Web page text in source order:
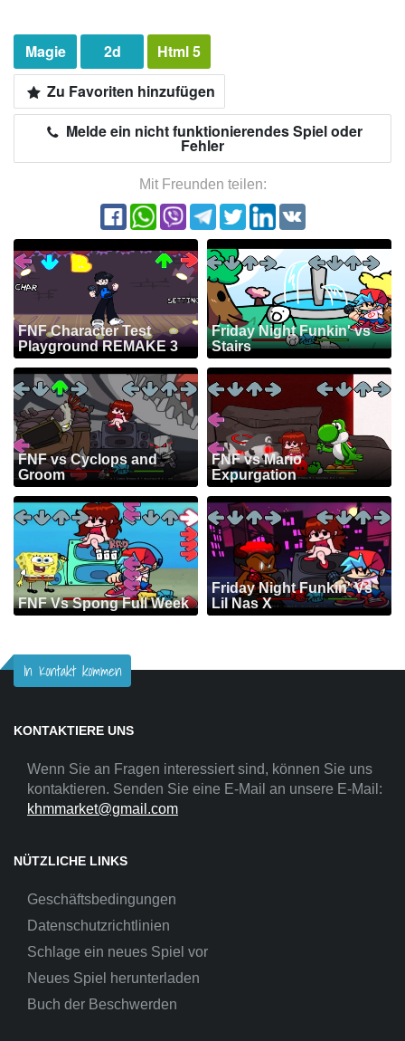
Magie 2d
Html 5
Zu Favoriten hinzufügen
Melde ein nicht funktionierendes Spiel oder
Fehler
Mit Freunden teilen:
FNF Character Test
Playground REMAKE 3
Friday Night Funkin' vs
Stairs
FNF vs Cyclops and
Groom
FNF vs Mario
Expurgation
FNF Vs Spong Full Week
Friday Night Funkin' Vs
Lil Nas X
In Kontakt kommen
KONTAKTIERE UNS
Wenn Sie an Fragen interessiert sind, können Sie uns
kontaktieren. Senden Sie eine E-Mail an unsere E-Mail:
khmmarket@gmail.com
NÜTZLICHE LINKS
Geschäftsbedingungen
Datenschutzrichtlinien
Schlage ein neues Spiel vor
Neues Spiel herunterladen
Buch der Beschwerden